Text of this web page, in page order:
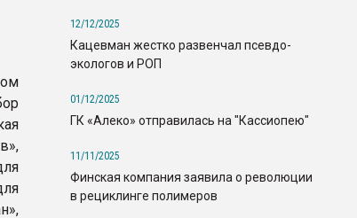
12/12/2025
Кацевман жестко развенчал псевдо-
экологов и РОП
01/12/2025
ГК «Алеко» отправилась на "Кассиопею"
11/11/2025
Финская компания заявила о революции
в рециклинге полимеров